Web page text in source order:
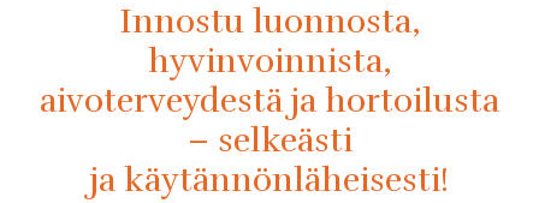
Innostu luonnosta,
hyvinvoinnista,
aivoterveydestä ja hortoilusta
– selkeästi
ja käytännönläheisesti!